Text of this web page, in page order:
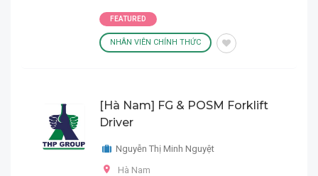
FEATURED
NHÂN VIÊN CHÍNH THỨC
[Hà Nam] FG & POSM Forklift
Driver
Nguyễn Thị Minh Nguyệt
Hà Nam